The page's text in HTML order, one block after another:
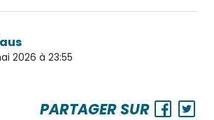
2026 à 23:55
PARTAGER SUR